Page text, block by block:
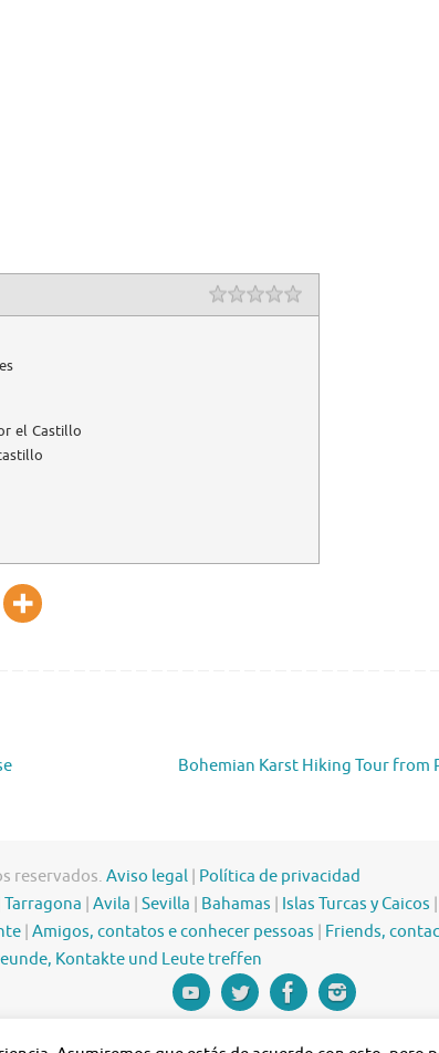
el Castillo
Bohemian Karst Hiking Tour from
reservados. Aviso legal Política de privacidad
Tarragona Avila Sevilla Bahamas Islas Turcas y Caicos
Amigos, contatos e conhecer pessoas Friends,
Kontakte und Leute treffen